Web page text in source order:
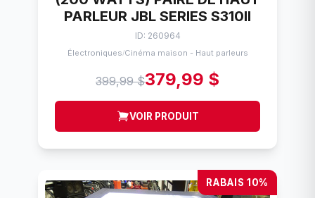
PARLEUR JBL SERIES S310II
ID: 260964
Électroniques/Cinéma maison - Haut parleurs
399,99 $379,99 $
VOIR PRODUIT
RABAIS 10%